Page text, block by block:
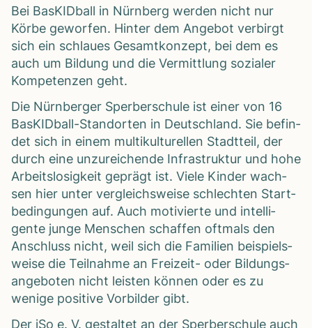
Bei Bas­KID­ball in Nürn­berg wer­den nicht nur
Körbe gewor­fen. Hin­ter dem Ange­bot ver­birgt
sich ein schlaues Gesamt­kon­zept, bei dem es
auch um Bil­dung und die Ver­mitt­lung sozia­ler
Kom­pe­ten­zen geht.
Die Nürn­ber­ger Sper­ber­schule ist einer von 16
Bas­KID­ball-Stand­or­ten in Deutsch­land. Sie befin­
det sich in einem mul­ti­kul­tu­rel­len Stadt­teil, der
durch eine unzu­rei­chende Infra­struk­tur und hohe
Arbeits­lo­sig­keit geprägt ist. Viele Kin­der wach­
sen hier unter ver­gleichs­weise schlech­ten Start­
be­din­gun­gen auf. Auch moti­vierte und intel­li­
gente junge Men­schen schaf­fen oft­mals den
Anschluss nicht, weil sich die Fami­lien bei­spiels­
weise die Teil­nahme an Frei­zeit- oder Bil­dungs­
an­ge­bo­ten nicht leis­ten kön­nen oder es zu
wenige posi­tive Vor­bil­der gibt.
Der iSo e. V. gestal­tet an der Sper­ber­schule auch